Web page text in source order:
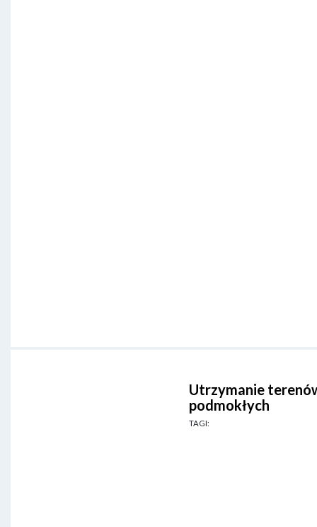
Utrzymanie
podmokłych
TAGI: